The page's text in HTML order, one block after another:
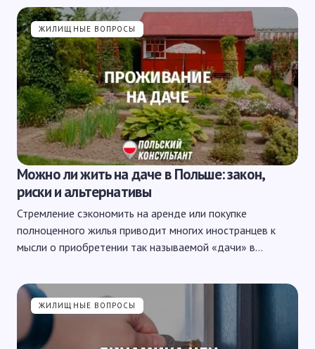
ЖИЛИЩНЫЕ ВОПРОСЫ
Можно ли жить на даче в Польше: закон,
риски и альтернативы
Стремление сэкономить на аренде или покупке
полноценного жилья приводит многих иностранцев к
мысли о приобретении так называемой «дачи» в…
ЖИЛИЩНЫЕ ВОПРОСЫ